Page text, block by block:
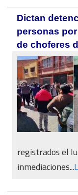
Dictan
personas
de choferes
registrados el
inmediaciones...